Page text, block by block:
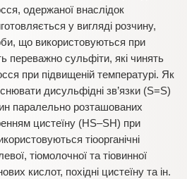
одержаної внаслідок
у вигляді розчину,
що використовуються при
переважно сульфіти, які чинять
при підвищеній температурі. Як
дисульфідні зв’язки (S=S)
паралельно розташованих
цистеїну (НS–SН) при
тіоорганічні
тіомолочної та тіовинної
кислот, похідні цистеїну та ін.